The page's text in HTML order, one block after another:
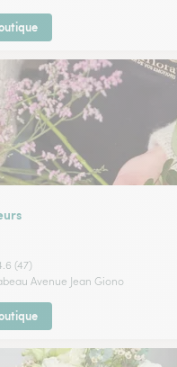
(47)
Avenue Jean Giono